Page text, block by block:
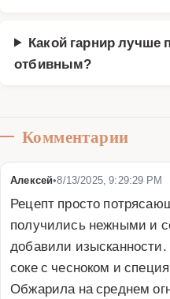
Какой гарнир лучше
отбивным?
Комментарии
Алексей•8/13/2025, 9:29:29 PM
Рецепт просто
получились нежными и
добавили
соке с чесноком и
Обжарила на среднем